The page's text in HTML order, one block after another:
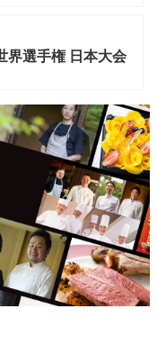
界選手権 日本大会